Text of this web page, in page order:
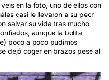
en la foto, uno de ellos con
casi le llevaron a su peor
salvar su vida tras mucho
aunque la bolita
poco a poco pudimos
dejó coger en brazos pese al